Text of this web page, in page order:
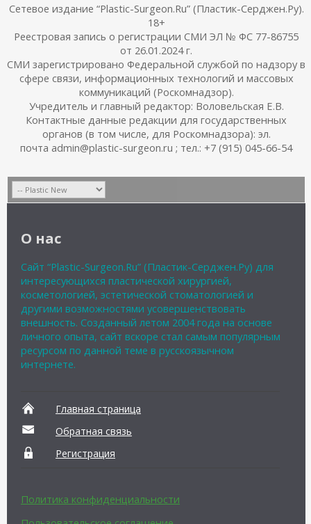
Сетевое издание “Plastic-Surgeon.Ru” (Пластик-Серджен.Ру).
18+
Реестровая запись о регистрации СМИ ЭЛ № ФС 77-86755
от 26.01.2024 г.
СМИ зарегистрировано Федеральной службой по надзору в
сфере связи, информационных технологий и массовых
коммуникаций (Роскомнадзор).
Учредитель и главный редактор: Воловельская Е.В.
Контактные данные редакции для государственных
органов (в том числе, для Роскомнадзора): эл.
почта admin@plastic-surgeon.ru ; тел.: +7 (915) 045-66-54
О нас
Сайт “Plastic-Surgeon.Ru” (Пластик-Серджен.Ру) для
интересующихся пластической хирургией,
косметологией, эстетической стоматологией и
другими возможностями усовершенствовать
внешность. Созданный летом 2004 года на основе
личного опыта, сайт вскоре стал самым популярным
ресурсом по данной теме в русскоязычном
интернете.
Главная страница
Обратная связь
Регистрация
Политика конфиденциальности